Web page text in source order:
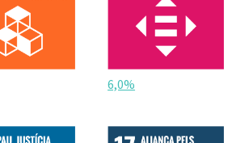
6,0%